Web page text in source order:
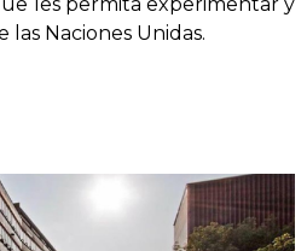
Naciones Unidas.